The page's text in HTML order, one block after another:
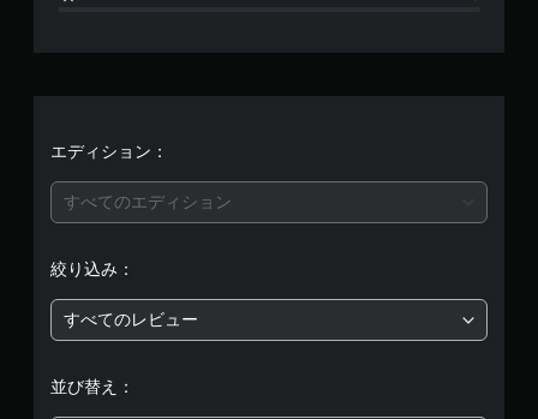
エディション：
すべてのエディション
絞り込み：
すべてのレビュー
並び替え：